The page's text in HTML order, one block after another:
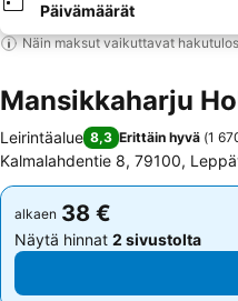
Päivämäärät
Näin maksut vaikuttavat
Mansikkaharju
Leirintäalue 8,3 Erittäin hyvä (1
Kalmalahdentie 8, 79100,
alkaen 38 €
Näytä hinnat 2 sivustolta
alkaen 38 €
Näytä hinnat 2 sivustolta